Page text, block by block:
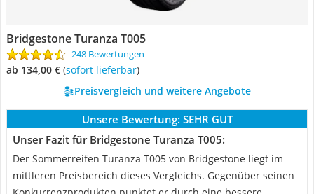
Bridgestone Turanza T005
248 Bewertungen
ab 134,00 € ( Sofort lieferbar)
Preisvergleich und weitere Angebote
Unsere Bewertung: SEHR GUT
Unser Fazit für Bridgestone Turanza T005:
Der Sommerreifen Turanza T005 von Bridgestone liegt im
mittleren Preisbereich dieses Vergleichs. Gegenüber seinen